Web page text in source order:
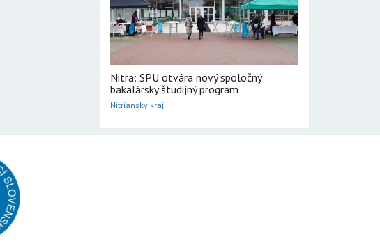
Nitra: SPU otvára nový spoločný
bakalársky študijný program
Nitriansky kraj